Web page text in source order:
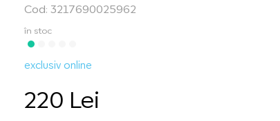
Cod: 3217690025962
în stoc
exclusiv online
220 Lei